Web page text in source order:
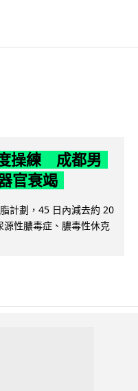
操練 成都男
官衰竭
計劃，45 日內減去約 20
性膿毒症、膿毒性休克